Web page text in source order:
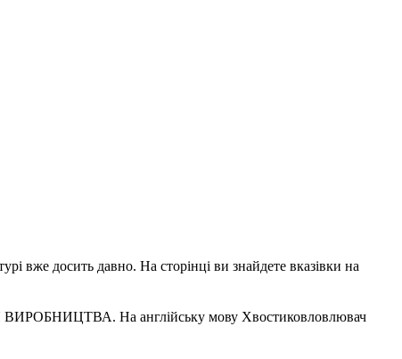
вже досить давно. На сторінці ви знайдете вказівки на
На англійську мову Хвостиковловлювач